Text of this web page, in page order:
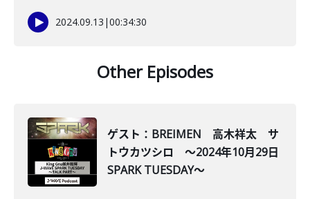
2024.09.13 |00:34:30
Other Episodes
ゲスト：BREIMEN 高木祥太 サ
トウカツシロ ～2024年10月29日
SPARK TUESDAY～